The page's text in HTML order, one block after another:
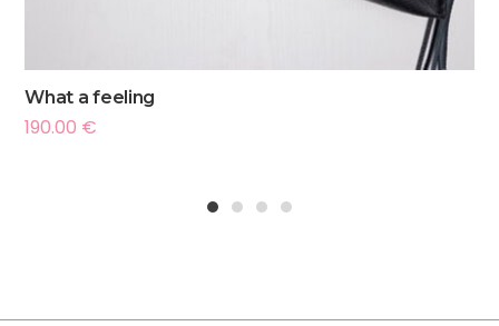
What a feeling
190.00 €